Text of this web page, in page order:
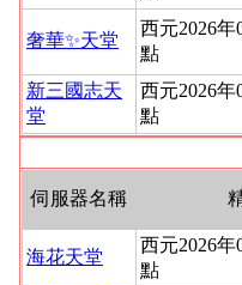
奢華✨天堂
西元2026年
點
新三國志天
堂
西元2026年
點
伺服器名稱
海花天堂
西元2026年
點